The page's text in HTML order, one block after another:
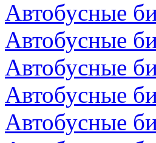
Автобусные
Автобусные
Автобусные
Автобусные
Автобусные